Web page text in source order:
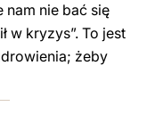
nam nie bać się
w kryzys”. To jest
żeby